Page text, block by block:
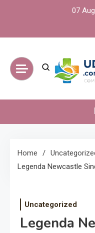
07
Home
Legenda Newcastle
Uncategorized
Legenda